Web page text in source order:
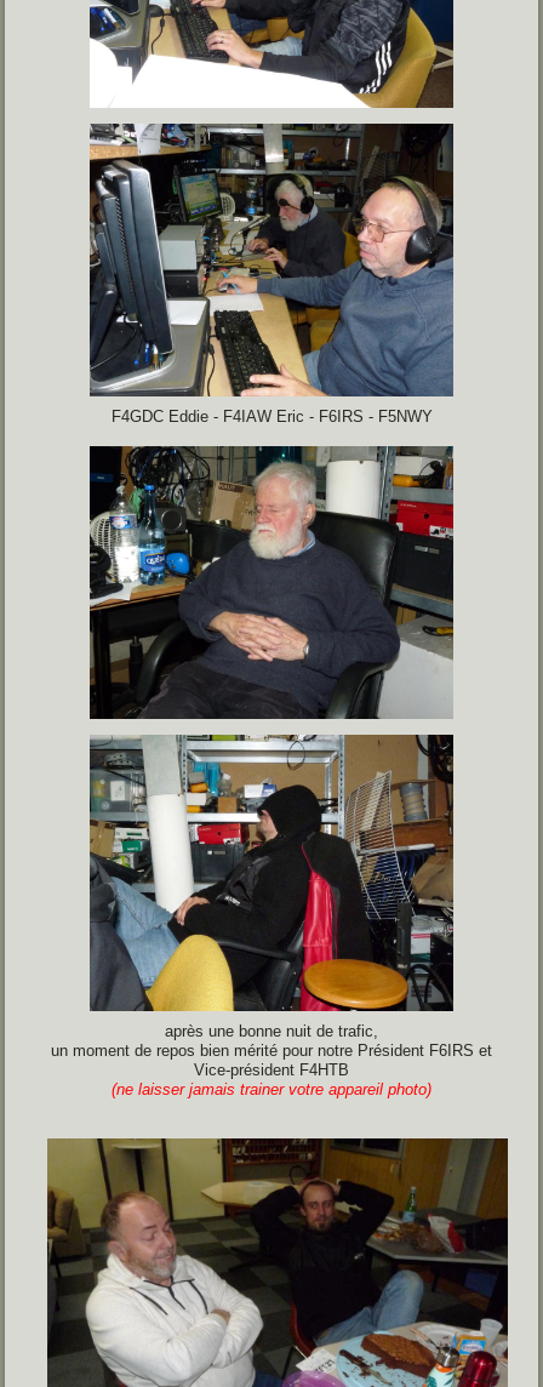
F4GDC Eddie - F4IAW Eric - F6IRS - F5NWY
après une bonne nuit de trafic,
un moment de repos bien mérité pour notre Président F6IRS et
Vice-président F4HTB
(ne laisser jamais trainer votre appareil photo)